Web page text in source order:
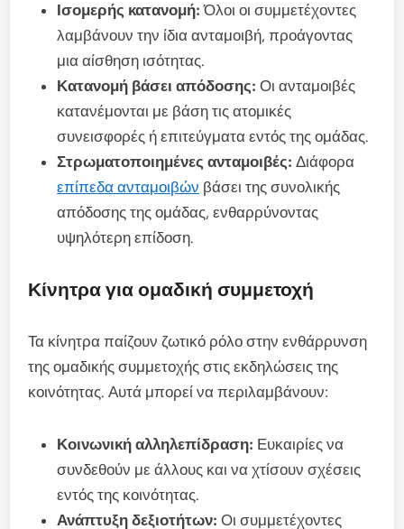
Ισομερής κατανομή: Όλοι οι συμμετέχοντες
λαμβάνουν την ίδια ανταμοιβή, προάγοντας
μια αίσθηση ισότητας.
Κατανομή βάσει απόδοσης: Οι ανταμοιβές
κατανέμονται με βάση τις ατομικές
συνεισφορές ή επιτεύγματα εντός της ομάδας.
Στρωματοποιημένες ανταμοιβές: Διάφορα
επίπεδα ανταμοιβών βάσει της συνολικής
απόδοσης της ομάδας, ενθαρρύνοντας
υψηλότερη επίδοση.
Κίνητρα για ομαδική συμμετοχή
Τα κίνητρα παίζουν ζωτικό ρόλο στην ενθάρρυνση
της ομαδικής συμμετοχής στις εκδηλώσεις της
κοινότητας. Αυτά μπορεί να περιλαμβάνουν:
Κοινωνική αλληλεπίδραση: Ευκαιρίες να
συνδεθούν με άλλους και να χτίσουν σχέσεις
εντός της κοινότητας.
Ανάπτυξη δεξιοτήτων: Οι συμμετέχοντες